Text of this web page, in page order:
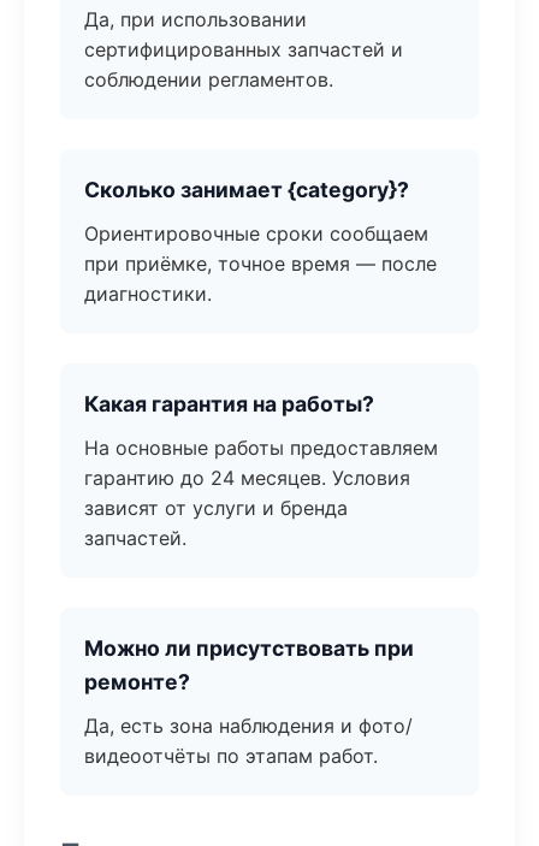
Да, при использовании
сертифицированных запчастей и
соблюдении регламентов.
Сколько занимает {category}?
Ориентировочные сроки сообщаем
при приёмке, точное время — после
диагностики.
Какая гарантия на работы?
На основные работы предоставляем
гарантию до 24 месяцев. Условия
зависят от услуги и бренда
запчастей.
Можно ли присутствовать при
ремонте?
Да, есть зона наблюдения и фото/
видеоотчёты по этапам работ.